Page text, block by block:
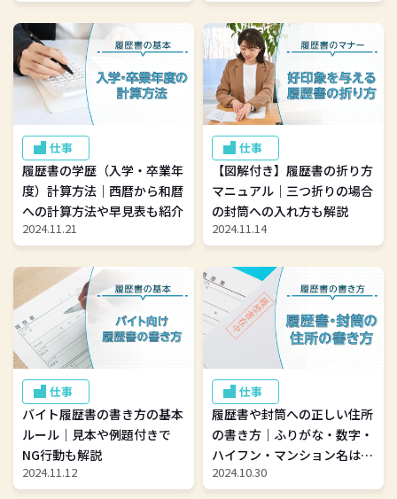
仕事
履歴書の学歴（入学・卒業年
度）計算方法｜西暦から和暦
への計算方法や早見表も紹介
2024.11.21
仕事
【図解付き】履歴書の折り方
マニュアル｜三つ折りの場合
の封筒への入れ方も解説
2024.11.14
仕事
バイト履歴書の書き方の基本
ルール｜見本や例題付きで
NG行動も解説
2024.11.12
仕事
履歴書や封筒への正しい住所
の書き方｜ふりがな・数字・
ハイフン・マンション名はど
うする？
2024.10.30